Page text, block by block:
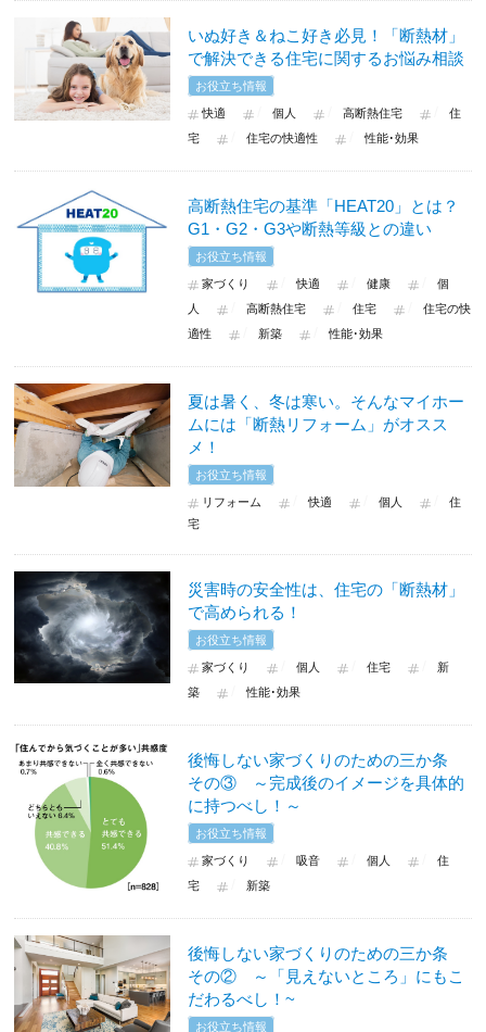
いぬ好き＆ねこ好き必見！「断熱材」
で解決できる住宅に関するお悩み相談
お役立ち情報
快適 個人 高断熱住宅
住
宅
住宅の快適性 性能･効果
高断熱住宅の基準「HEAT20」とは？
G1・G2・G3や断熱等級との違い
お役立ち情報
家づくり 快適 健康
個
人
高断熱住宅 住宅
住宅の快
適性
新築 性能･効果
夏は暑く、冬は寒い。そんなマイホー
ムには「断熱リフォーム」がオスス
メ！
お役立ち情報
リフォーム 快適 個人
住
宅
災害時の安全性は、住宅の「断熱材」
で高められる！
お役立ち情報
家づくり 個人 住宅
新
築
性能･効果
後悔しない家づくりのための三か条
その③ ～完成後のイメージを具体的
に持つべし！～
お役立ち情報
家づくり 吸音 個人
住
宅
新築
後悔しない家づくりのための三か条
その② ～「見えないところ」にもこ
だわるべし！~
お役立ち情報